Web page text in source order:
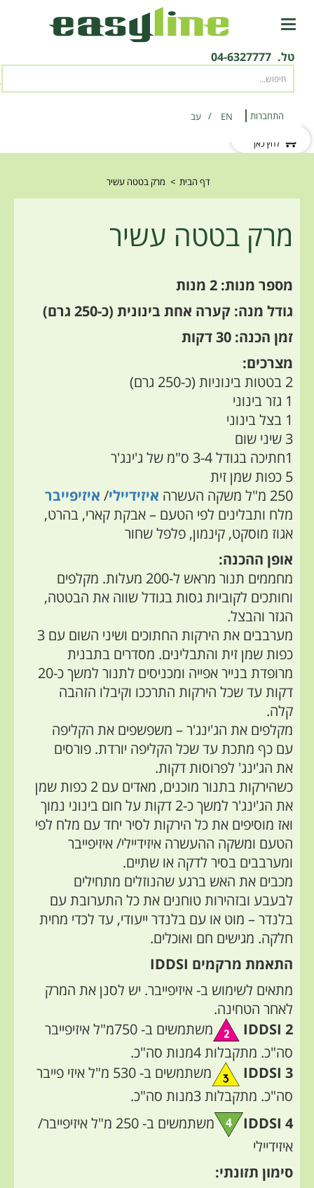
טל. 04-6327777
התחברות ‫עב‬
לחץ כאן
דף הבית> מרק בטטה עשיר
מרק בטטה עשיר
מספר מנות: 2 מנות
גודל מנה: קערה אחת בינונית (כ-250 גרם)
זמן הכנה: 30 דקות
מצרכים:
250 מ"ל משקה העשרה
איזידיילי/איזיפייבר
מלח ותבלינים לפי הטעם – אבקת קארי, בהרט,
אגוז מוסקט, קינמון, פלפל שחור
אופן ההכנה:
מחממים תנור מראש ל-200 מעלות. מקלפים
וחותכים לקוביות גסות בגודל שווה את הבטטה,
הגזר והבצל.
מערבבים את הירקות החתוכים ושיני השום עם 3
כפות שמן זית והתבלינים. מסדרים בתבנית
מרופדת בנייר אפייה ומכניסים לתנור למשך כ-20
דקות עד שכל הירקות התרככו וקיבלו הזהבה
קלה.
מקלפים את הג'ינג'ר – משפשפים את הקליפה
עם כף מתכת עד שכל הקליפה יורדת. פורסים
את הג'ינג' לפרוסות דקות.
כשהירקות בתנור מוכנים, מאדים עם 2 כפות שמן
את הג'ינג'ר למשך כ-2 דקות על חום בינוני נמוך
ואז מוסיפים את כל הירקות לסיר יחד עם מלח לפי
הטעם ומשקה ההעשרה איזידיילי/ איזיפייבר
ומערבבים בסיר לדקה או שתיים.
מכבים את האש ברגע שהנוזלים מתחילים
לבעבע ובזהירות טוחנים את כל התערובת עם
בלנדר – מוט או עם בלנדר ייעודי, עד לכדי מחית
חלקה. מגישים חם ואוכלים.
התאמת מרקמים IDDSI
מתאים לשימוש ב- איזיפייבר. יש לסנן את המרק
לאחר הטחינה.
IDDSI 2
משתמשים ב- 750מ"ל איזיפייבר
סה"כ.מתקבלות 4מנות סה"כ.
IDDSI 3
משתמשים ב- 530 מ"ל איזי פייבר
סה"כ.מתקבלות 3מנות סה"כ.
IDDSI 4
משתמשים ב- 250 מ"ל איזיפייבר/
איזידיילי
סימון תזונתי: